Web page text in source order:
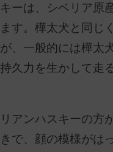
ーは、シベリア原
す。樺太犬と同じ
、一般的には樺太
久力を生かして走
アンハスキーの方
で、顔の模様がは